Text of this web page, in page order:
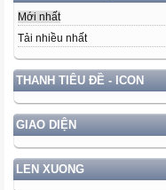
Mới nhất
Tải nhiều nhất
THANH TIÊU ĐỀ - ICON
GIAO DIỆN
LEN XUONG